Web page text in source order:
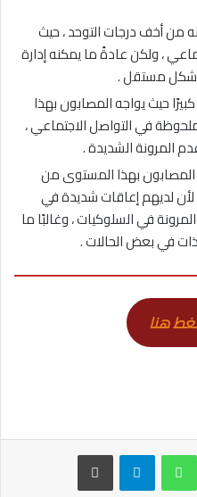
من أخف درجات التوحد ، حيث
، ولكن عادةً ما يمكنه إدارة
بشكل مستقل .
حيث يواجه المصابون بهذا
في التواصل الاجتماعي ،
المرونة الشديدة .
المصابون بهذا المستوى من
لأن لديهم إعاقات شديدة في
في السلوكيات ، وغالبًا ما
في بعض الحالات .
هنا
واتساب تيلقرام طباعة